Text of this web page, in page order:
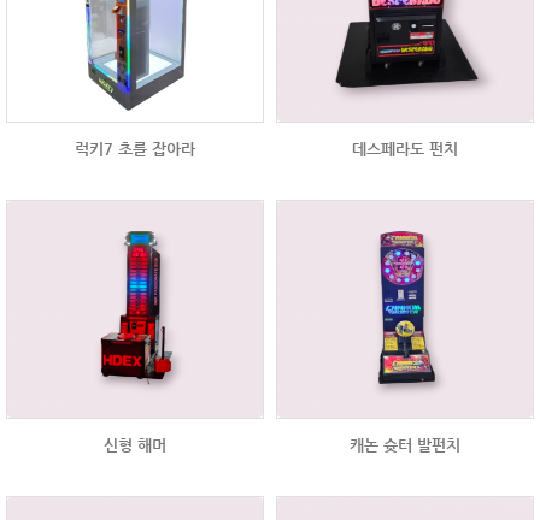
럭키7 초를 잡아라 데스페라도 펀치
신형 해머 캐논 슛터 발펀치